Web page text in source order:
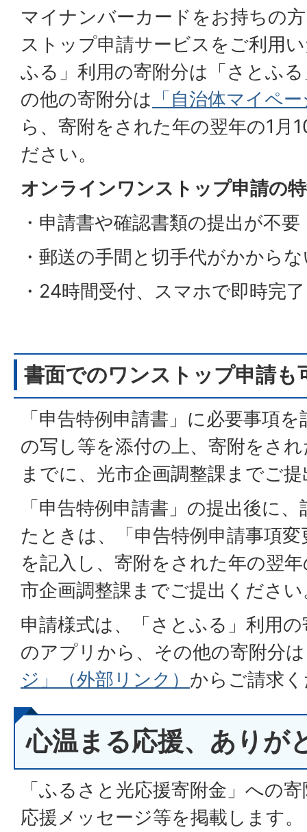
マイナンバーカードをお持ちの
ストップ申請サービスをご利用
ふる」利用の寄附分は「さとふ
の他の寄附分は 「自治体マイペ
ら、寄附をされた年の翌年の1月
ださい。
オンラインワンストップ申請の
・申請書や確認書類の提出が不要
・郵送の手間と切手代がかから
・24時間受付、スマホで即時完了
書面でのワンストップ申請も
「申告特例申請書」に必要事項
の写し等を添付の上、寄附をさ
までに、光市企画調整課までご
「申告特例申請書」の提出後に
たときは、「申告特例申請事項
を記入し、寄附をされた年の翌
市企画調整課までご提出ください
申請様式は、「さとふる」利用
のアプリから、その他の寄附分
ジ」（外部リンク） からご請求
心温まる応援、ありが
「ふるさと光応援寄附金 」への
応援メッセージ等を掲載します。